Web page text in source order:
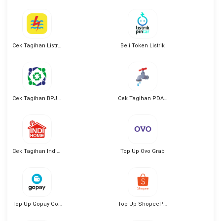
Cek Tagihan Listrik PLN Beli Token Listrik
Cek Tagihan BPJS Kesehatan Cek Tagihan PDAM Online
Cek Tagihan Indihome Top Up Ovo Grab
Top Up Gopay Gojek Top Up ShopeePay